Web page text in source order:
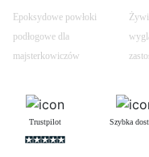
Epoksydowe powłoki
podłogowe dla
majsterkowiczów
Trustpilot Szybka